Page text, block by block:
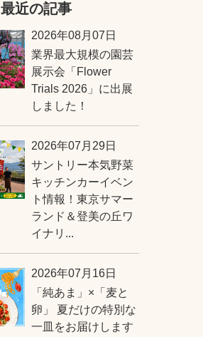
最近の記事
2026年08月07日
業界最大規模の園芸
展示会「Flower
Trials 2026」に出展
しました！
2026年07月29日
サントリー本気野菜
キッチンカーイベン
ト情報！東京サマー
ランド＆登美の丘ワ
イナリ...
2026年07月16日
「純あま」×「麦と
卵」 夏だけの特別な
一皿をお届けします